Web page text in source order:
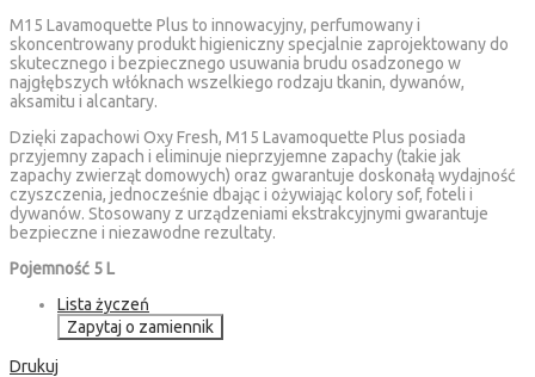
M15 Lavamoquette Plus to innowacyjny, perfumowany i
skoncentrowany produkt higieniczny specjalnie zaprojektowany do
skutecznego i bezpiecznego usuwania brudu osadzonego w
najgłębszych włóknach wszelkiego rodzaju tkanin, dywanów,
aksamitu i alcantary.
Dzięki zapachowi Oxy Fresh, M15 Lavamoquette Plus posiada
przyjemny zapach i eliminuje nieprzyjemne zapachy (takie jak
zapachy zwierząt domowych) oraz gwarantuje doskonałą wydajność
czyszczenia, jednocześnie dbając i ożywiając kolory sof, foteli i
dywanów. Stosowany z urządzeniami ekstrakcyjnymi gwarantuje
bezpieczne i niezawodne rezultaty.
Pojemność 5 L
Lista życzeń
Zapytaj o zamiennik
Drukuj